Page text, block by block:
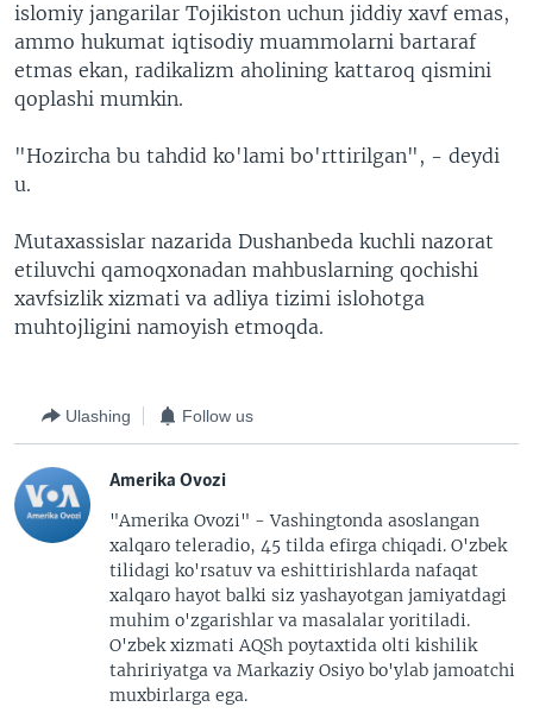
islomiy jangarilar Tojikiston uchun jiddiy xavf emas,
ammo hukumat iqtisodiy muammolarni bartaraf
etmas ekan, radikalizm aholining kattaroq qismini
qoplashi mumkin.
"Hozircha bu tahdid ko'lami bo'rttirilgan", - deydi
u.
Mutaxassislar nazarida Dushanbeda kuchli nazorat
etiluvchi qamoqxonadan mahbuslarning qochishi
xavfsizlik xizmati va adliya tizimi islohotga
muhtojligini namoyish etmoqda.
Ulashing Follow us
Amerika Ovozi
"Amerika Ovozi" - Vashingtonda asoslangan
xalqaro teleradio, 45 tilda efirga chiqadi. O'zbek
tilidagi ko'rsatuv va eshittirishlarda nafaqat
xalqaro hayot balki siz yashayotgan jamiyatdagi
muhim o'zgarishlar va masalalar yoritiladi.
O'zbek xizmati AQSh poytaxtida olti kishilik
tahririyatga va Markaziy Osiyo bo'ylab jamoatchi
muxbirlarga ega.